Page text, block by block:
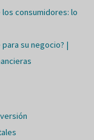
consumidores: lo
su negocio? |